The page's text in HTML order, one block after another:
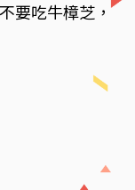
要吃牛樟芝，